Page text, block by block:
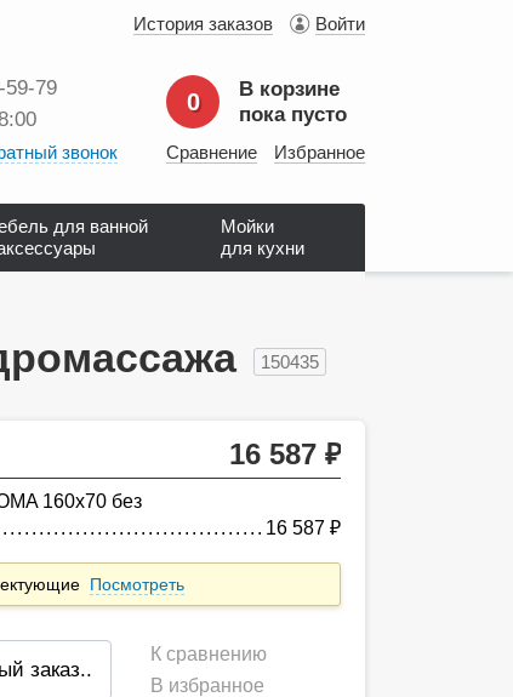
История заказов Войти
звонок
0
В корзине
пока пусто
Сравнение Избранное
для ванной
Мойки
для кухни
150435
16 587
160х70 без
16 587
Посмотреть
заказ..
К сравнению
В избранное